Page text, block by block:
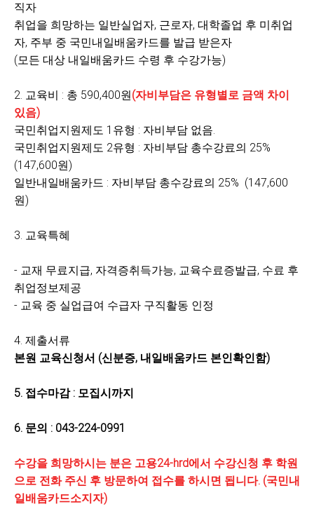
직자
취업을 희망하는 일반실업자, 근로자, 대학졸업 후 미취업
자, 주부 중 국민내일배움카드를 발급 받은자
(모든 대상 내일배움카드 수령 후 수강가능)
2. 교육비 : 총 590,400원(자비부담은 유형별로 금액 차이
있음)
국민취업지원제도 1유형 : 자비부담 없음.
국민취업지원제도 2유형 : 자비부담 총수강료의 25%
(147,600원)
일반내일배움카드 : 자비부담 총수강료의 25% (147,600
원)
3. 교육특혜
- 교재 무료지급, 자격증취득가능, 교육수료증발급, 수료 후
취업정보제공
- 교육 중 실업급여 수급자 구직활동 인정
4. 제출서류
본원 교육신청서 (신분증, 내일배움카드 본인확인함)
5. 접수마감 : 모집시까지
6. 문의 : 043-224-0991
수강을 희망하시는 분은 고용24-hrd에서 수강신청 후 학원
으로 전화 주신 후 방문하여 접수를 하시면 됩니다. (국민내
일배움카드소지자)